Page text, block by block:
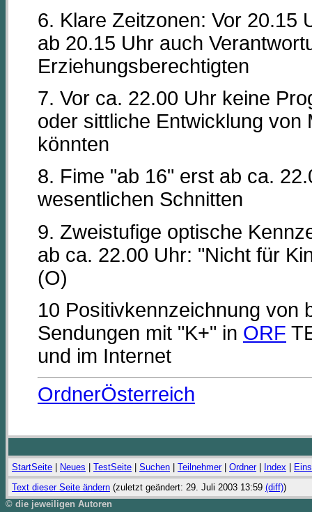
6. Klare Zeitzonen: Vor 20.15
ab 20.15 Uhr auch
Erziehungsberechtigten
7. Vor ca. 22.00 Uhr keine
oder sittliche Entwicklung von
könnten
8. Fime "ab 16" erst ab ca.
wesentlichen Schnitten
9. Zweistufige optische
ab ca. 22.00 Uhr: "Nicht für
(O)
10 Positivkennzeichnung von
Sendungen mit "K+" in ORF
und im Internet
OrdnerÖsterreich
StartSeite Neues TestSeite Suchen Teilnehmer| Ordner| Index
Text dieser Seite ändern (zuletzt geändert: 29. Juli 2003 13:59 (diff))
© die jeweiligen Autoren